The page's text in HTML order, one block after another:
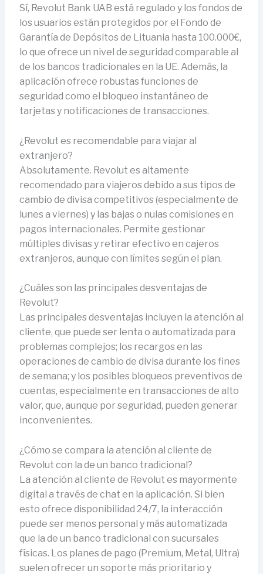
Sí, Revolut Bank UAB está regulado y los fondos de
los usuarios están protegidos por el Fondo de
Garantía de Depósitos de Lituania hasta 100.000€,
lo que ofrece un nivel de seguridad comparable al
de los bancos tradicionales en la UE. Además, la
aplicación ofrece robustas funciones de
seguridad como el bloqueo instantáneo de
tarjetas y notificaciones de transacciones.
¿Revolut es recomendable para viajar al
extranjero?
Absolutamente. Revolut es altamente
recomendado para viajeros debido a sus tipos de
cambio de divisa competitivos (especialmente de
lunes a viernes) y las bajas o nulas comisiones en
pagos internacionales. Permite gestionar
múltiples divisas y retirar efectivo en cajeros
extranjeros, aunque con límites según el plan.
¿Cuáles son las principales desventajas de
Revolut?
Las principales desventajas incluyen la atención al
cliente, que puede ser lenta o automatizada para
problemas complejos; los recargos en las
operaciones de cambio de divisa durante los fines
de semana; y los posibles bloqueos preventivos de
cuentas, especialmente en transacciones de alto
valor, que, aunque por seguridad, pueden generar
inconvenientes.
¿Cómo se compara la atención al cliente de
Revolut con la de un banco tradicional?
La atención al cliente de Revolut es mayormente
digital a través de chat en la aplicación. Si bien
esto ofrece disponibilidad 24/7, la interacción
puede ser menos personal y más automatizada
que la de un banco tradicional con sucursales
físicas. Los planes de pago (Premium, Metal, Ultra)
suelen ofrecer un soporte más prioritario y